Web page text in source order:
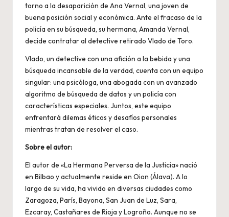
torno a la desaparición de Ana Vernal, una joven de
buena posición social y económica. Ante el fracaso de la
policía en su búsqueda, su hermana, Amanda Vernal,
decide contratar al detective retirado Vlado de Toro.
Vlado, un detective con una afición a la bebida y una
búsqueda incansable de la verdad, cuenta con un equipo
singular: una psicóloga, una abogada con un avanzado
algoritmo de búsqueda de datos y un policía con
características especiales. Juntos, este equipo
enfrentará dilemas éticos y desafíos personales
mientras tratan de resolver el caso.
Sobre el autor:
El autor de «La Hermana Perversa de la Justicia» nació
en Bilbao y actualmente reside en Oion (Álava). A lo
largo de su vida, ha vivido en diversas ciudades como
Zaragoza, París, Bayona, San Juan de Luz, Sara,
Ezcaray, Castañares de Rioja y Logroño. Aunque no se